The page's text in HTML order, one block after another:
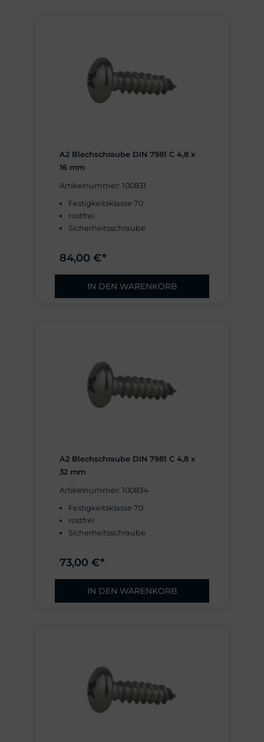
A2 Blechschraube DIN 7981 C 4,8 x
16 mm
Artikelnummer: 100831
Festigkeitsklasse 70
rostfrei
Sicherheitsschraube
84,00 €*
IN DEN WARENKORB
A2 Blechschraube DIN 7981 C 4,8 x
32 mm
Artikelnummer: 100834
Festigkeitsklasse 70
rostfrei
Sicherheitsschraube
73,00 €*
IN DEN WARENKORB